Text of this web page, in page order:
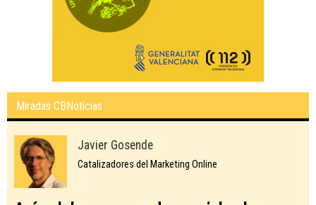
Miradas CBNoticias
Javier Gosende
Catalizadores del Marketing Online